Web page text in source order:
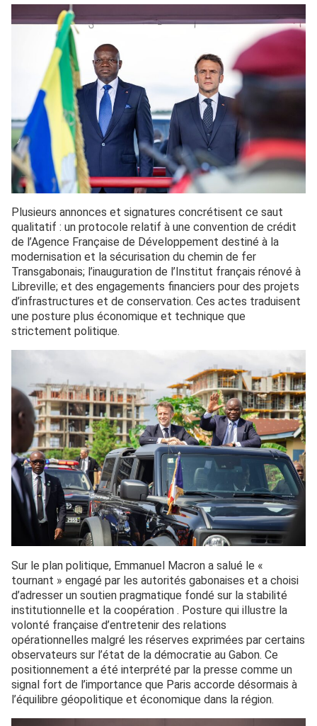
Plusieurs annonces et signatures concrétisent ce saut
qualitatif : un protocole relatif à une convention de crédit
de l’Agence Française de Développement destiné à la
modernisation et la sécurisation du chemin de fer
Transgabonais; l’inauguration de l’Institut français rénové à
Libreville; et des engagements financiers pour des projets
d’infrastructures et de conservation. Ces actes traduisent
une posture plus économique et technique que
strictement politique.
Sur le plan politique, Emmanuel Macron a salué le «
tournant » engagé par les autorités gabonaises et a choisi
d’adresser un soutien pragmatique fondé sur la stabilité
institutionnelle et la coopération . Posture qui illustre la
volonté française d’entretenir des relations
opérationnelles malgré les réserves exprimées par certains
observateurs sur l’état de la démocratie au Gabon. Ce
positionnement a été interprété par la presse comme un
signal fort de l’importance que Paris accorde désormais à
l’équilibre géopolitique et économique dans la région.